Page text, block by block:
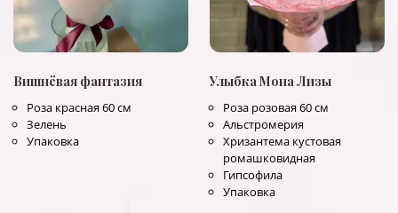
Вишнёвая фантазия
Роза красная 60 см
Зелень
Упаковка
Улыбка Мона Лизы
Роза розовая 60 см
Альстромерия
Хризантема кустовая
ромашковидная
Гипсофила
Упаковка